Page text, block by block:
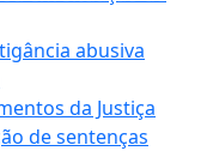
abusiva
da Justiça
de sentenças